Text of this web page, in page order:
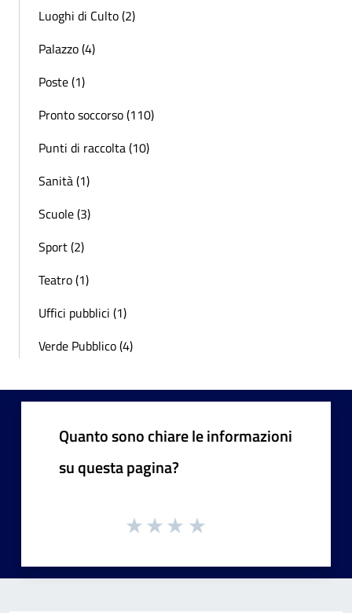
Luoghi di Culto (2)
Palazzo (4)
Poste (1)
Pronto soccorso (110)
Punti di raccolta (10)
Sanità (1)
Scuole (3)
Sport (2)
Teatro (1)
Uffici pubblici (1)
Verde Pubblico (4)
Quanto sono chiare le informazioni
su questa pagina?